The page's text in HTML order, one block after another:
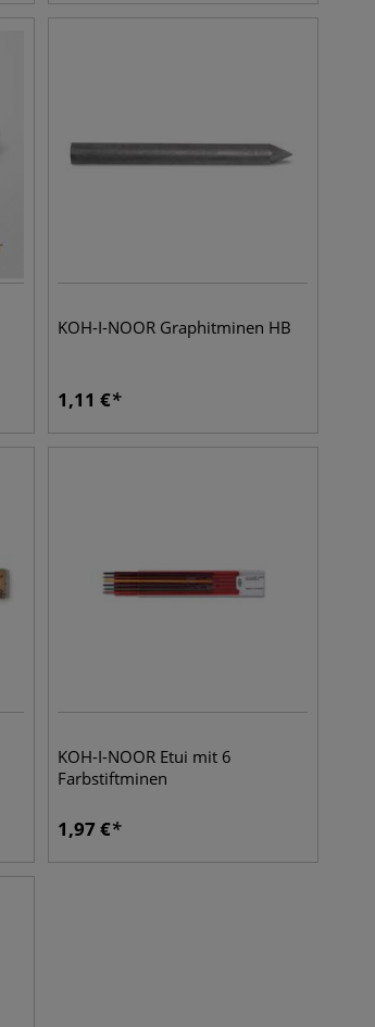
KOH-I-NOOR Graphitminen HB
1,11 €
KOH-I-NOOR Etui mit 6
Farbstiftminen
1,97 €